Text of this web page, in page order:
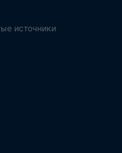
источники